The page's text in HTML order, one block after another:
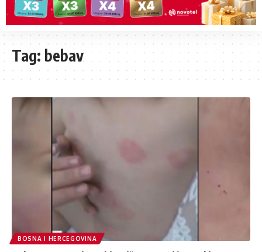
Tag: bebav
BOSNA I HERCEGOVINA